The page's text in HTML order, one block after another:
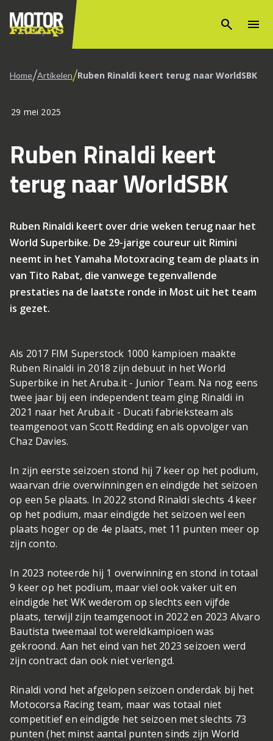
search menu
Home/Artikelen/Ruben Rinaldi keert terug naar WorldSBK
29 mei 2025
Ruben Rinaldi keert
terug naar WorldSBK
Ruben Rinaldi keert over drie weken terug naar het
World Superbike. De 29-jarige coureur uit Rimini
neemt in het Yamaha Motoxracing team de plaats in
van Tito Rabat, die vanwege tegenvallende
prestaties na de laatste ronde in Most uit het team
is gezet.
Als 2017 FIM Superstock 1000 kampioen maakte
Ruben Rinaldi in 2018 zijn debuut in het World
Superbike in het Aruba.it - Junior Team. Na nog eens
twee jaar bij een independent team ging Rinaldi in
2021 naar het Aruba.it - Ducati fabrieksteam als
teamgenoot van Scott Redding en als opvolger van
Chaz Davies.
In zijn eerste seizoen stond hij 7 keer op het podium,
waarvan drie overwinningen en eindigde het seizoen
op een 5e plaats. In 2022 stond Rinaldi slechts 4 keer
op het podium, maar eindigde het seizoen wel een
plaats hoger op de 4e plaats, met 11 punten meer op
zijn conto.
In 2023 noteerde hij 1 overwinning en stond in totaal
9 keer op het podium, maar viel ook vaker uit en
eindigde het WK wederom op slechts een vijfde
plaats, terwijl zijn teamgenoot in 2022 en 2023 Alvaro
Bautista tweemaal tot wereldkampioen was
gekroond. Aan het eind van het 2023 seizoen werd
zijn contract dan ook niet verlengd.
Rinaldi vond het afgelopen seizoen onderdak bij het
Motocorsa Racing team, maar was totaal niet
competitief en eindigde het seizoen met slechts 73
punten (het minst aantal punten sinds zijn World